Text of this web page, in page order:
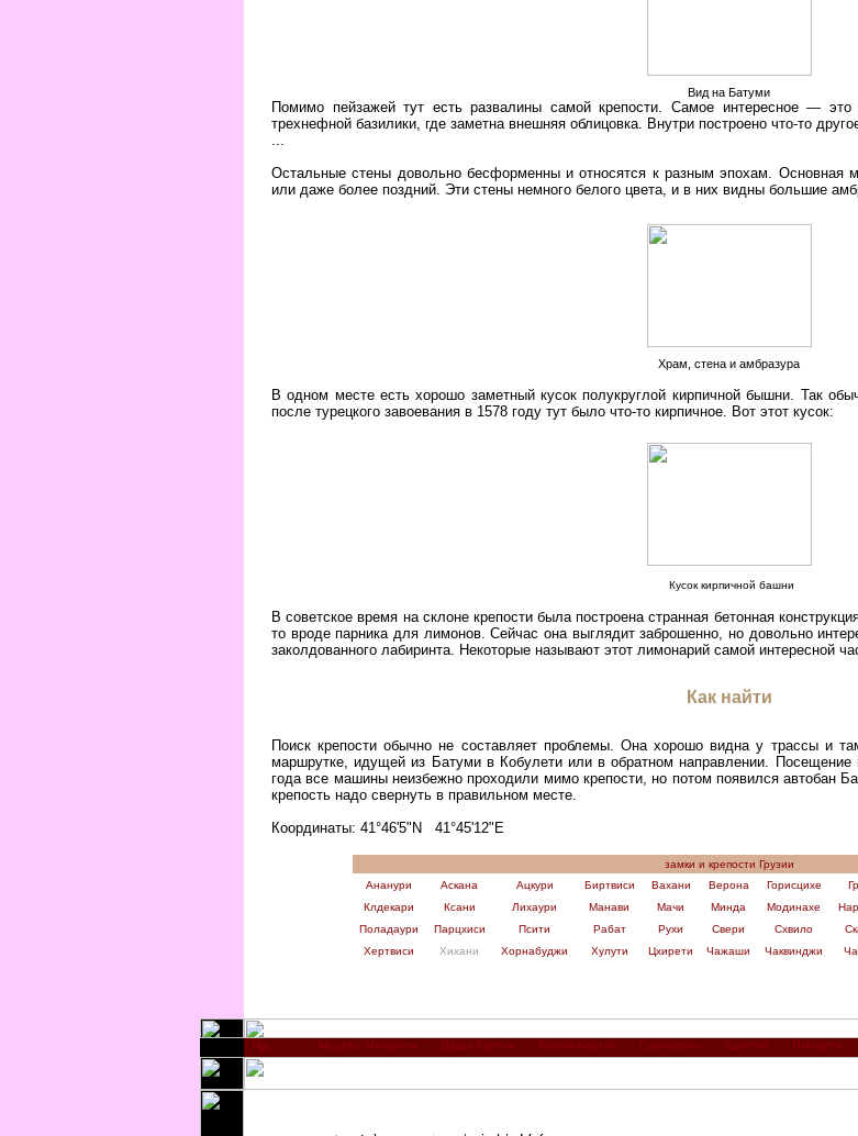
Вид на Батуми
Помимо пейзажей тут есть развалины самой крепости. Самое интересное —
трехнефной базилики, где заметна внешняя облицовка. Внутри построено что-то
...
Остальные стены довольно бесформенны и относятся к разным эпохам. Основная
или даже более поздний. Эти стены немного белого цвета, и в них видны большие
Храм, стена и амбразура
В одном месте есть хорошо заметный кусок полукруглой кирпичной бышни. Так
после турецкого завоевания в 1578 году тут было что-то кирпичное. Вот этот кусок:
Кусок кирпичной башни
В советское время на склоне крепости была построена странная бетонная
то вроде парника для лимонов. Сейчас она выглядит заброшенно, но довольно
заколдованного лабиринта. Некоторые называют этот лимонарий самой интересной
Как найти
Поиск крепости обычно не составляет проблемы. Она хорошо видна у трассы и
маршрутке, идущей из Батуми в Кобулети или в обратном направлении.
года все машины неизбежно проходили мимо крепости, но потом появился автобан
крепость надо свернуть в правильном месте.
Координаты: 41°46'5"N 41°45'12"E
замки и крепости Грузии
Ананури
Аскана Ацкури Биртвиси Вахани Верона Горисцихе
Клдекари
Ксани Лихаури Манави Мачи Минда Модинахе
Поладаури
Парцхиси Псити Рабат Рухи Свери Схвило
Хертвиси
Хихани Хорнабуджи Хулути Цхирети Чажаши Чаквинджи
Мцхета-Мтианети Шида-Картли Квемо-Картли Самегрело Кахетия Имерети